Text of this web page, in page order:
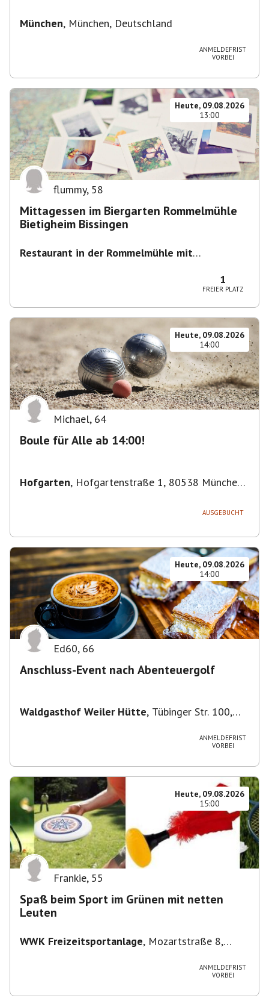
München, München, Deutschland
ANMELDEFRIST
VORBEI
Heute, 09.08.2026
13:00
flummy, 58
Mittagessen im Biergarten Rommelmühle
Bietigheim Bissingen
Restaurant in der Rommelmühle mit
1
FREIER PLATZ
Heute, 09.08.2026
14:00
Michael, 64
Boule für Alle ab 14:00!
Hofgarten, Hofgartenstraße 1, 80538 München,
AUSGEBUCHT
Heute, 09.08.2026
14:00
Ed60, 66
Anschluss-Event nach Abenteuergolf
Waldgasthof Weiler Hütte, Tübinger Str. 100,
ANMELDEFRIST
VORBEI
Heute, 09.08.2026
15:00
Frankie, 55
Spaß beim Sport im Grünen mit netten
Leuten
WWK Freizeitsportanlage, Mozartstraße 8,
ANMELDEFRIST
VORBEI